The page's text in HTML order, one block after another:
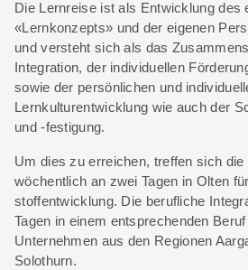
Die Lernreise ist als Entwicklung des
«Lernkonzepts» und der eigenen
und versteht sich als das
Integration, der individuellen
sowie der persönlichen und
Lernkulturentwicklung wie auch der
und -festigung.
Um dies zu erreichen, treffen sich die
wöchentlich an zwei Tagen in Olten
stoffentwicklung. Die berufliche
Tagen in einem entsprechenden
Unternehmen aus den Regionen
Solothurn.